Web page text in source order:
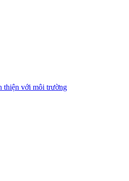
thiện với môi trường